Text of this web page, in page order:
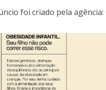
foi criado pela agência: